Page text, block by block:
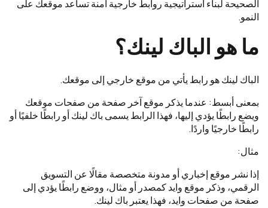
الصحيحة لبناء استراتيجية روابط خارجية آمنة تساعد موقعك على
النمو.
ما هو الباك لينك؟
الباك لينك هو رابط يأتي من موقع خارجي إلى موقعك.
بمعنى أبسط: عندما يذكر موقع آخر صفحة من صفحات موقعك
ويضع رابطًا يؤدي إليها، فهذا الرابط يسمى باك لينك أو رابطًا خلفيًا أو
رابطًا خارجيًا واردًا.
مثال:
إذا نشر موقع إخباري أو مدونة متخصصة مقالًا عن التسويق
الرقمي، وذكر موقع وايد كمصدر أو مثال، ووضع رابطًا يؤدي إلى
صفحة من صفحات وايد، فهذا يعتبر باك لينك.